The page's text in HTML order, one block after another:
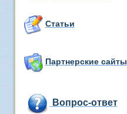
Статьи
Партнерские сайты
Вопрос-ответ